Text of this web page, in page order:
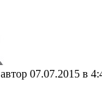
автор 07.07.2015 в